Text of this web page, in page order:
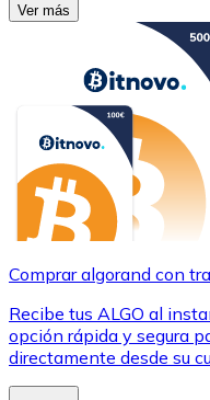
Ver más
Comprar algorand con
Recibe tus ALGO al
opción rápida y segura
directamente desde su